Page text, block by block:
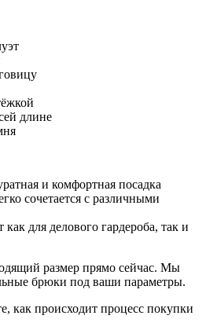
длине
и комфортная посадка
сочетается с различными
для делового гардероба, так и
размер прямо сейчас. Мы
брюки под ваши параметры.
как происходит процесс покупки